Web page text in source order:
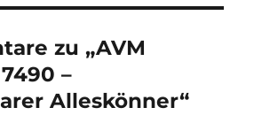
zu „AVM
–
Alleskönner“